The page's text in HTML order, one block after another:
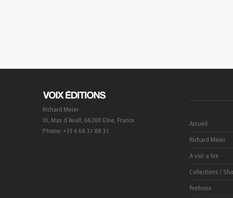
Richard Meier
10, Mas d’Avall, 66200 Elne, France
Phone: +33 4 68 37 88 37
Accueil
Richard Meier
A voir a lire
Collections /
fireboox